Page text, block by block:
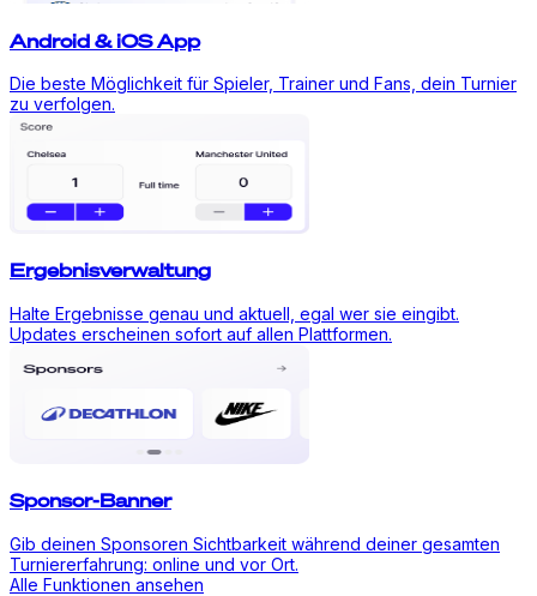
Android & iOS App
Die beste Möglichkeit für Spieler, Trainer und Fans, dein Turnier
zu verfolgen.
Ergebnisverwaltung
Halte Ergebnisse genau und aktuell, egal wer sie eingibt.
Updates erscheinen sofort auf allen Plattformen.
Sponsor-Banner
Gib deinen Sponsoren Sichtbarkeit während deiner gesamten
Turniererfahrung: online und vor Ort.
Alle Funktionen ansehen